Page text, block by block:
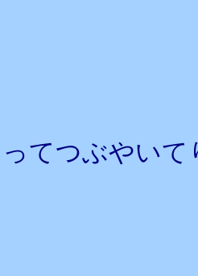
てつぶやいて